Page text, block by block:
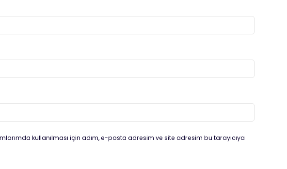
kullanılması için adım, e-posta adresim ve site adresim bu tarayıcıya